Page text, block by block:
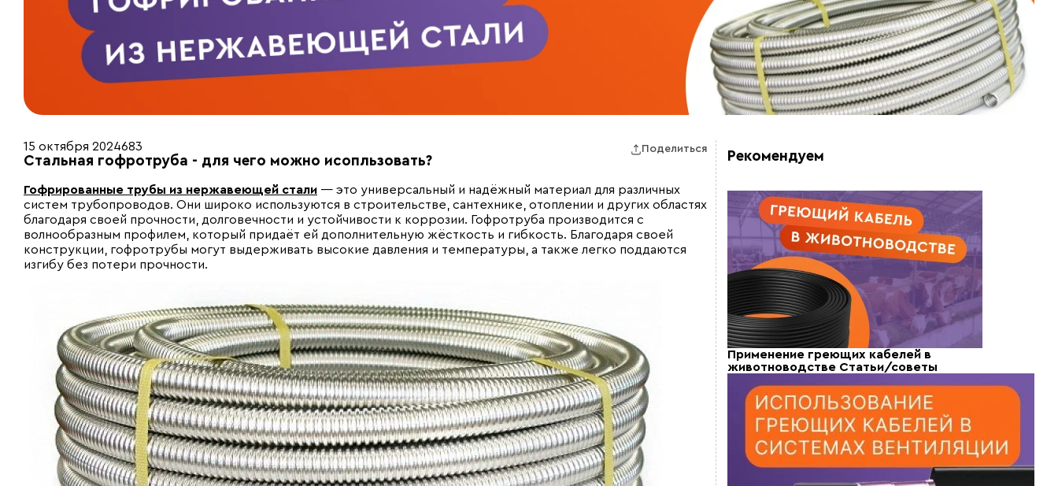
Поделиться
15 октября 2024683
Стальная гофротруба - для чего можно исопльзовать?
Гофрированные трубы из нержавеющей стали — это универсальный и надёжный материал для различных
систем трубопроводов. Они широко используются в строительстве, сантехнике, отоплении и других областях
благодаря своей прочности, долговечности и устойчивости к коррозии. Гофротруба производится с
волнообразным профилем, который придаёт ей дополнительную жёсткость и гибкость. Благодаря своей
конструкции, гофротрубы могут выдерживать высокие давления и температуры, а также легко поддаются
изгибу без потери прочности.
Рекомендуем
Применение греющих кабелей в
животноводстве Статьи/советы